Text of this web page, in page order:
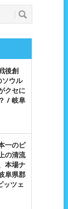
後創
ソウル
クセに
/ 岐阜
一のピ
の清流
本場ナ
阜県郡
ッツェ